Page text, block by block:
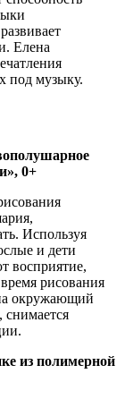
Елена
под музыку.
0+
Используя
и дети
восприятие,
рисования
окружающий
из полимерной